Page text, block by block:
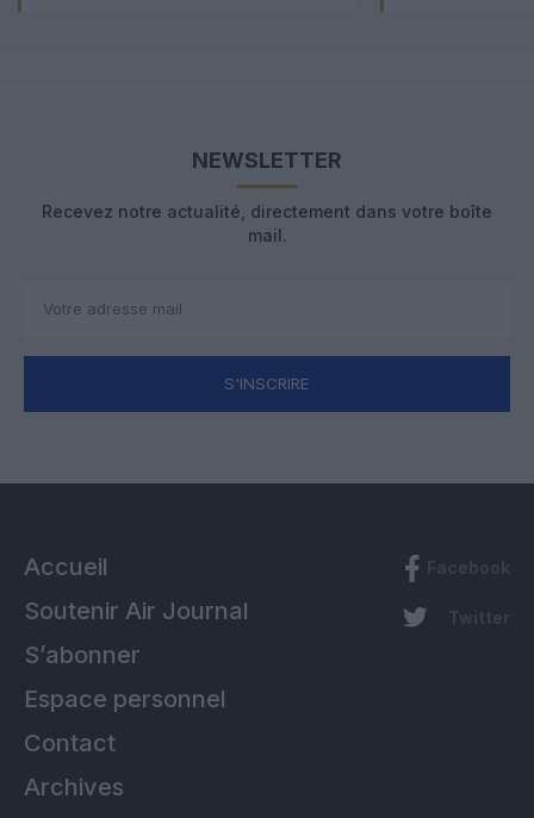
NEWSLETTER
Recevez notre actualité, directement dans votre boîte
mail.
S'INSCRIRE
Accueil
Soutenir Air Journal
S’abonner
Espace personnel
Contact
Archives